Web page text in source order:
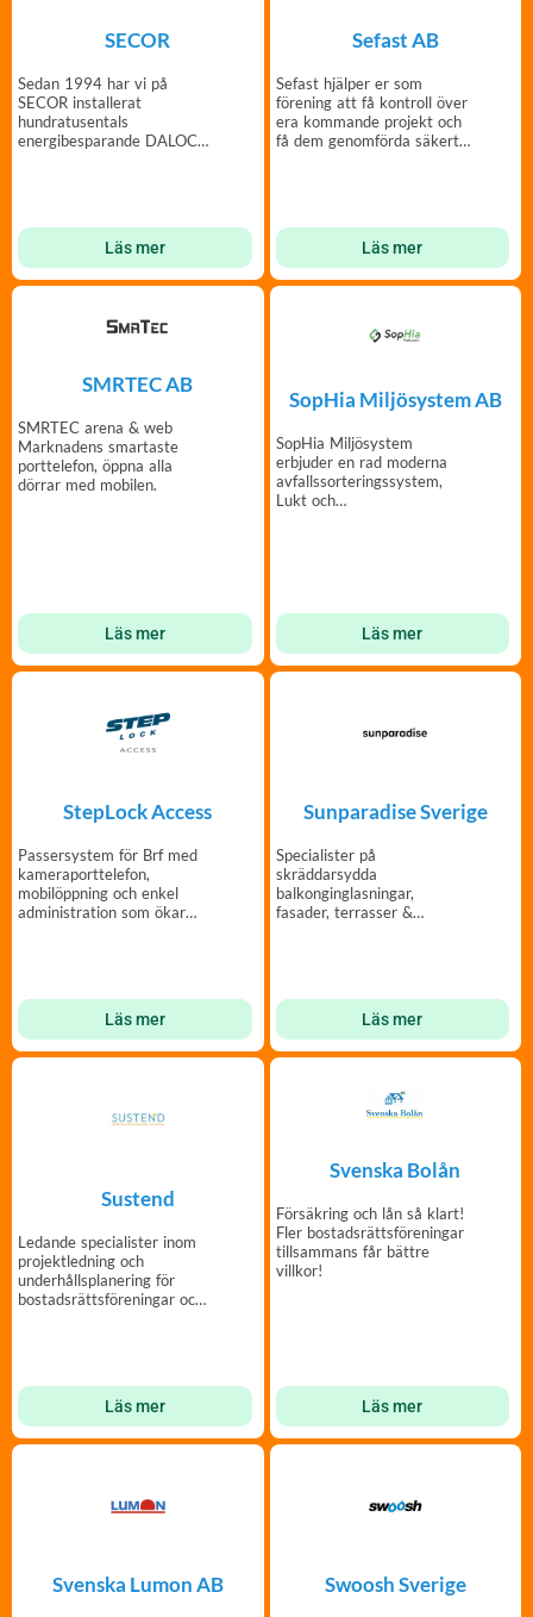
SECOR
Sedan 1994 har vi på
SECOR installerat
hundratusentals
energibesparande DALOC
Läs mer
Sefast AB
Sefast hjälper er som
förening att få kontroll över
era kommande projekt och
få dem genomförda säkert
Läs mer
SMRTEC AB
SMRTEC arena & web
Marknadens smartaste
porttelefon, öppna alla
dörrar med mobilen.
Läs mer
SopHia Miljösystem AB
SopHia Miljösystem
erbjuder en rad moderna
avfallssorteringssystem,
Lukt och
Läs mer
StepLock Access
Passersystem för Brf med
kameraporttelefon,
mobilöppning och enkel
administration som ökar
Läs mer
Sunparadise Sverige
Specialister på
skräddarsydda
balkonginglasningar,
fasader, terrasser &
Läs mer
Sustend
Ledande specialister inom
projektledning och
underhålls­planering för
bostadsrättsföreningar och
Läs mer
Svenska Bolån
Försäkring och lån så klart!
Fler bostadsrättsföreningar
tillsammans får bättre
villkor!
Läs mer
Svenska Lumon AB Swoosh Sverige